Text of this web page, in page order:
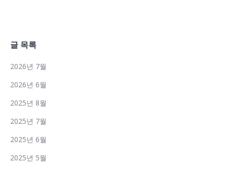
글 목록
2026년 7월
2026년 6월
2025년 8월
2025년 7월
2025년 6월
2025년 5월